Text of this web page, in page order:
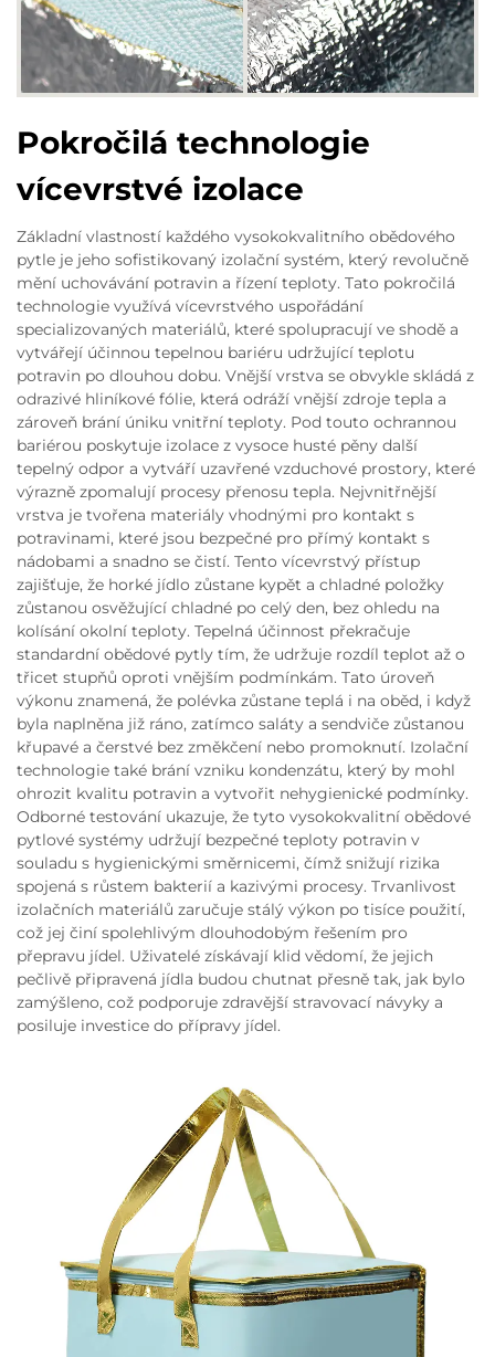
Pokročilá technologie
vícevrstvé izolace
Základní vlastností každého vysokokvalitního obědového
pytle je jeho sofistikovaný izolační systém, který revolučně
mění uchovávání potravin a řízení teploty. Tato pokročilá
technologie využívá vícevrstvého uspořádání
specializovaných materiálů, které spolupracují ve shodě a
vytvářejí účinnou tepelnou bariéru udržující teplotu
potravin po dlouhou dobu. Vnější vrstva se obvykle skládá z
odrazivé hliníkové fólie, která odráží vnější zdroje tepla a
zároveň brání úniku vnitřní teploty. Pod touto ochrannou
bariérou poskytuje izolace z vysoce husté pěny další
tepelný odpor a vytváří uzavřené vzduchové prostory, které
výrazně zpomalují procesy přenosu tepla. Nejvnitřnější
vrstva je tvořena materiály vhodnými pro kontakt s
potravinami, které jsou bezpečné pro přímý kontakt s
nádobami a snadno se čistí. Tento vícevrstvý přístup
zajišťuje, že horké jídlo zůstane kypět a chladné položky
zůstanou osvěžující chladné po celý den, bez ohledu na
kolísání okolní teploty. Tepelná účinnost překračuje
standardní obědové pytly tím, že udržuje rozdíl teplot až o
třicet stupňů oproti vnějším podmínkám. Tato úroveň
výkonu znamená, že polévka zůstane teplá i na oběd, i když
byla naplněna již ráno, zatímco saláty a sendviče zůstanou
křupavé a čerstvé bez změkčení nebo promoknutí. Izolační
technologie také brání vzniku kondenzátu, který by mohl
ohrozit kvalitu potravin a vytvořit nehygienické podmínky.
Odborné testování ukazuje, že tyto vysokokvalitní obědové
pytlové systémy udržují bezpečné teploty potravin v
souladu s hygienickými směrnicemi, čímž snižují rizika
spojená s růstem bakterií a kazivými procesy. Trvanlivost
izolačních materiálů zaručuje stálý výkon po tisíce použití,
což jej činí spolehlivým dlouhodobým řešením pro
přepravu jídel. Uživatelé získávají klid vědomí, že jejich
pečlivě připravená jídla budou chutnat přesně tak, jak bylo
zamýšleno, což podporuje zdravější stravovací návyky a
posiluje investice do přípravy jídel.